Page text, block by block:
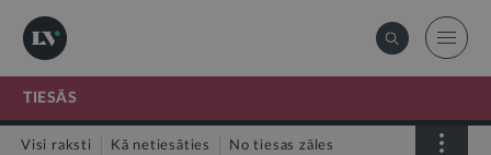
TIESĀS
Visi raksti Kā netiesāties No tiesas zāles